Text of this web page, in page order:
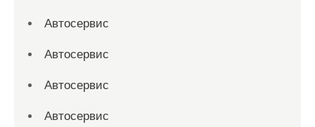
Автосервис
Автосервис
Автосервис
Автосервис